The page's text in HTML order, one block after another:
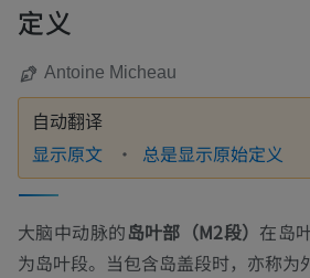
定义
Antoine Micheau
自动翻译
显示原文 总是显示原始定义
大脑中动脉的岛叶部（M2段） 在岛
为岛叶段。当包含岛盖段时，亦称为